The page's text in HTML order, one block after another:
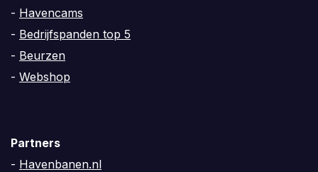
- Havencams
- Bedrijfspanden top 5
- Beurzen
- Webshop
Partners
- Havenbanen.nl